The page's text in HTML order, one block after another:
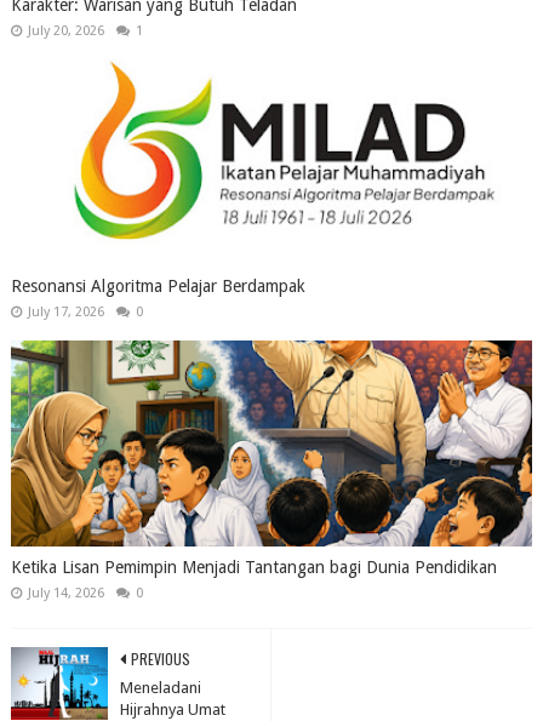
Karakter: Warisan yang Butuh Teladan
July 20, 2026 1
Resonansi Algoritma Pelajar Berdampak
July 17, 2026 0
Ketika Lisan Pemimpin Menjadi Tantangan bagi Dunia Pendidikan
July 14, 2026 0
PREVIOUS
Meneladani
Hijrahnya Umat